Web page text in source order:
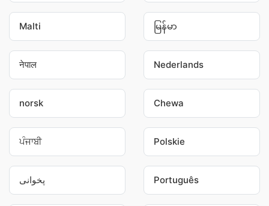
Malti မြန်မာ
नेपाल Nederlands
norsk Chewa
ਪੰਜਾਬੀ Polskie
پخوانی Português